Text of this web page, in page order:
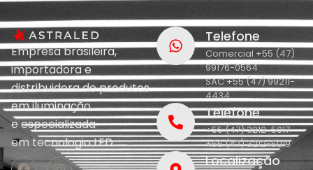
Empresa brasileira,
importadora e
distribuidora de produtos
em iluminação
eespecializada
emtecnologia LED.
Telefone
Comercial +55 (47)
99176-0564
SAC +55 (47) 99211-
4434
Telefone
+55 (47) 3212-5017
+55 (47) 3212-5019
Localização